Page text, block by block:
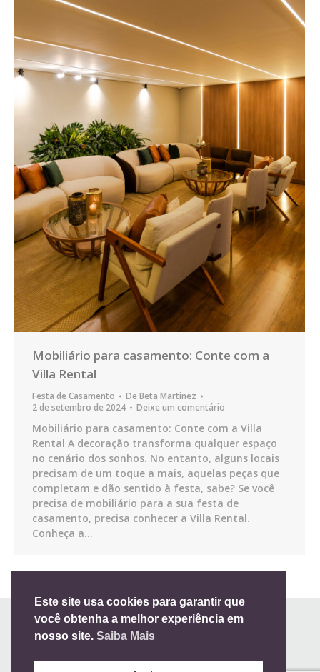
Mobiliário para casamento: Conte com a
Villa Rental
Festa de Casamento De Beta Martinez
2 de setembro de 2024
Deixe um comentário
Mobiliário para casamento: Conte com a Villa
Rental A decoração transforma qualquer espaço
no cenário dos sonhos. No entanto, alguns locais
precisam de um toque a mais, aquelas peças que
completam e dão sentido à festa, sabe? Se você
precisa de mobiliário para a sua festa de
casamento, precisa conhecer a Villa Rental.
Conheça a…
Este site usa cookies para garantir que
você obtenha a melhor experiência em
nosso site. Saiba Mais